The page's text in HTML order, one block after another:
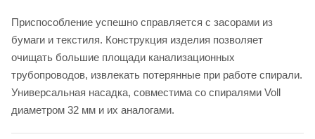
Приспособление успешно справляется с засорами из
бумаги и текстиля. Конструкция изделия позволяет
очищать большие площади канализационных
трубопроводов, извлекать потерянные при работе спирали.
Универсальная насадка, совместима со спиралями Voll
диаметром 32 мм и их аналогами.